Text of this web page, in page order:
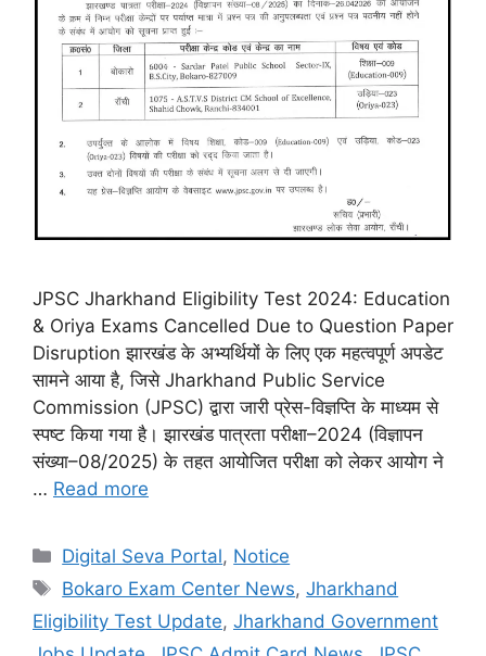
JPSC Jharkhand Eligibility Test 2024: Education
& Oriya Exams Cancelled Due to Question Paper
Disruption झारखंड के अभ्यर्थियों के लिए एक महत्वपूर्ण अपडेट
सामने आया है, जिसे Jharkhand Public Service
Commission (JPSC) द्वारा जारी प्रेस-विज्ञप्ति के माध्यम से
स्पष्ट किया गया है। झारखंड पात्रता परीक्षा–2024 (विज्ञापन
संख्या–08/2025) के तहत आयोजित परीक्षा को लेकर आयोग ने
… Read more
Digital Seva Portal, Notice
Bokaro Exam Center News,Jharkhand
Eligibility Test Update, Jharkhand Government